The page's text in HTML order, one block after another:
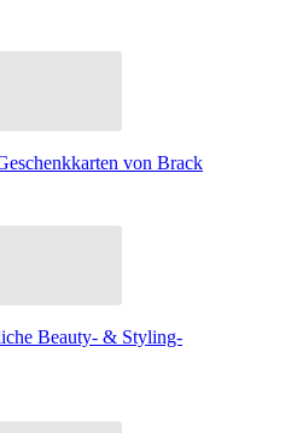
von Brack
Beauty- & Styling-